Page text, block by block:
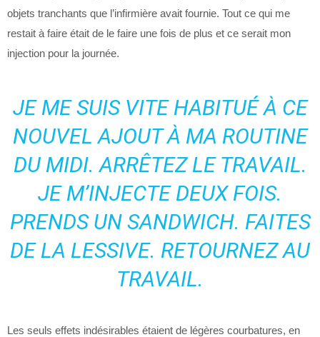
objets tranchants que l’infirmière avait fournie. Tout ce qui me
restait à faire était de le faire une fois de plus et ce serait mon
injection pour la journée.
JE ME SUIS VITE HABITUÉ À CE
NOUVEL AJOUT À MA ROUTINE
DU MIDI. ARRÊTEZ LE TRAVAIL.
JE M’INJECTE DEUX FOIS.
PRENDS UN SANDWICH. FAITES
DE LA LESSIVE. RETOURNEZ AU
TRAVAIL.
Les seuls effets indésirables étaient de légères courbatures, en